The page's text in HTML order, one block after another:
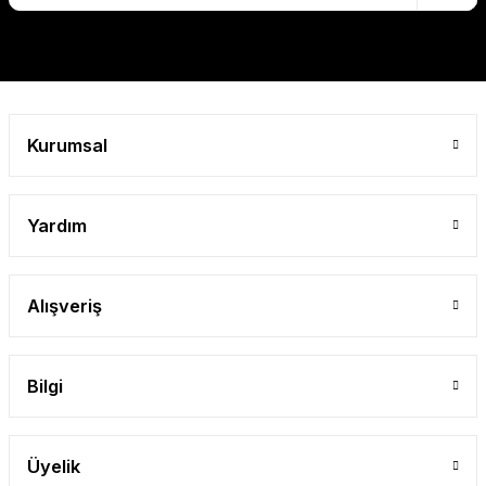
Kurumsal
Yardım
Alışveriş
Bilgi
Üyelik